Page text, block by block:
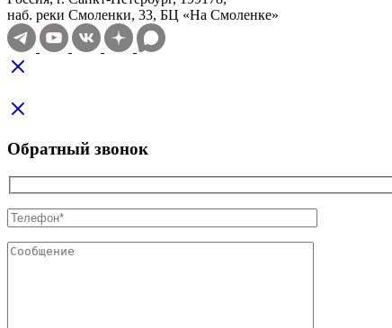
наб. реки Смоленки, 33, БЦ «На Смоленке»
Обратный звонок